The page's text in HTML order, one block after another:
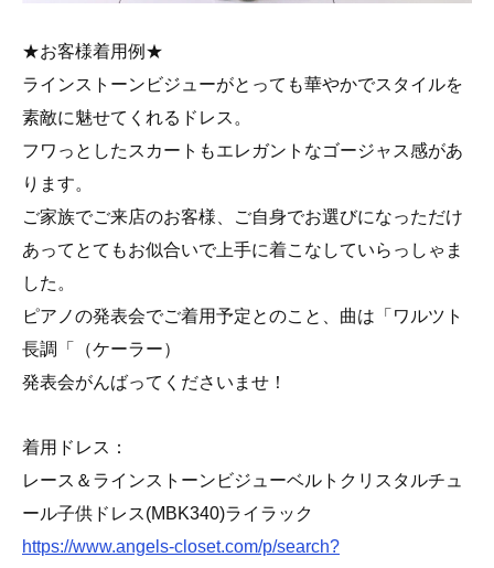
★お客様着用例★
ラインストーンビジューがとっても華やかでスタイルを
素敵に魅せてくれるドレス。
フワっとしたスカートもエレガントなゴージャス感があ
ります。
ご家族でご来店のお客様、ご自身でお選びになっただけ
あってとてもお似合いで上手に着こなしていらっしゃま
した。
ピアノの発表会でご着用予定とのこと、曲は「ワルツト
長調「（ケーラー）
発表会がんばってくださいませ！
着用ドレス：
レース＆ラインストーンビジューベルトクリスタルチュ
ール子供ドレス(MBK340)ライラック
https://www.angels-closet.com/p/search?